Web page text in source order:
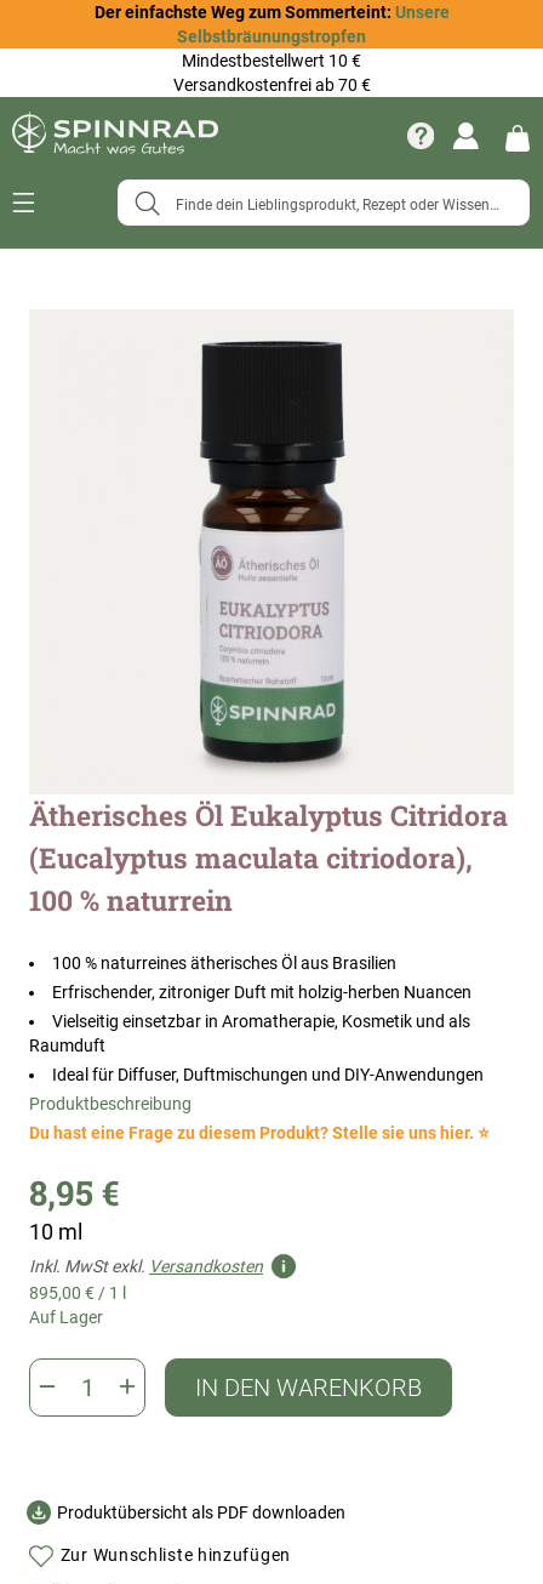
Der einfachste Weg zum Sommerteint: Unsere
Selbstbräunungstropfen
Mindestbestellwert 10 €
Versandkostenfrei ab 70 €
Navigation
Zum
Anfang
der
Bildergalerie
springen
Ätherisches Öl Eukalyptus Citridora
(Eucalyptus maculata citriodora),
100 % naturrein
100 % naturreines ätherisches Öl aus Brasilien
Erfrischender, zitroniger Duft mit holzig-herben Nuancen
Vielseitig einsetzbar in Aromatherapie, Kosmetik und als
Raumduft
Ideal für Diffuser, Duftmischungen und DIY-Anwendungen
Produktbeschreibung
Du hast eine Frage zu diesem Produkt? Stelle sie uns hier. ⭐
8,95 €
10 ml
Inkl. MwSt exkl. Versandkosten
895,00 € / 1 l
Auf Lager
IN DEN WARENKORB
Produktübersicht als PDF downloaden
Zur Wunschliste hinzufügen